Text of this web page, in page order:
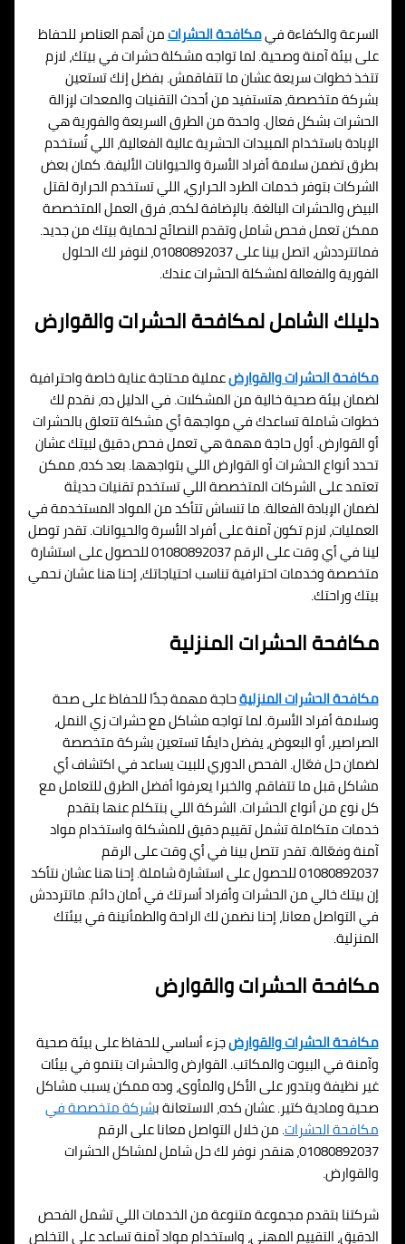
السرعة والكفاءة فيمكافحة الحشراتمن أهم العناصر للحفاظ
على بيئة آمنة وصحية. لما تواجه مشكلة حشرات في بيتك، لازم
تتخذ خطوات سريعة عشان ما تتفاقمش. بفضل إنك تستعين
بشركة متخصصة، هتستفيد من أحدث التقنيات والمعدات لإزالة
الحشرات بشكل فعال. واحدة من الطرق السريعة والفورية هي
الإبادة باستخدام المبيدات الحشرية عالية الفعالية، اللي تُستخدم
بطرق تضمن سلامة أفراد الأسرة والحيوانات الأليفة. كمان بعض
الشركات بتوفر خدمات الطرد الحراري، اللي تستخدم الحرارة لقتل
البيض والحشرات البالغة. بالإضافة لكده، فرق العمل المتخصصة
ممكن تعمل فحص شامل وتقدم النصائح لحماية بيتك من جديد.
فماتترددش، اتصل بينا على 01080892037، لنوفر لك الحلول
الفورية والفعالة لمشكلة الحشرات عندك.
دليلك الشامل لمكافحة الحشرات والقوارض
مكافحة الحشرات والقوارضعملية محتاجة عناية خاصة واحترافية
لضمان بيئة صحية خالية من المشكلات. في الدليل ده، نقدم لك
خطوات شاملة تساعدك في مواجهة أي مشكلة تتعلق بالحشرات
أو القوارض. أول حاجة مهمة هي تعمل فحص دقيق لبيتك عشان
تحدد أنواع الحشرات أو القوارض اللي بتواجهها. بعد كده، ممكن
تعتمد على الشركات المتخصصة اللي تستخدم تقنيات حديثة
لضمان الإبادة الفعالة. ما تنساش تتأكد من المواد المستخدمة في
العمليات، لازم تكون آمنة على أفراد الأسرة والحيوانات. تقدر توصل
لينا في أي وقت على الرقم 01080892037 للحصول على استشارة
متخصصة وخدمات احترافية تناسب احتياجاتك، إحنا هنا عشان نحمي
بيتك وراحتك.
مكافحة الحشرات المنزلية
مكافحة الحشرات المنزليةحاجة مهمة جدًا للحفاظ على صحة
وسلامة أفراد الأسرة. لما تواجه مشاكل مع حشرات زي النمل،
الصراصير، أو البعوض، يفضل دايمًا تستعين بشركة متخصصة
لضمان حل فعّال. الفحص الدوري للبيت يساعد في اكتشاف أي
مشاكل قبل ما تتفاقم، والخبرا يعرفوا أفضل الطرق للتعامل مع
كل نوع من أنواع الحشرات. الشركة اللي بنتكلم عنها بتقدم
خدمات متكاملة تشمل تقييم دقيق للمشكلة واستخدام مواد
آمنة وفعّالة. تقدر تتصل بينا في أي وقت على الرقم
01080892037 للحصول على استشارة شاملة. إحنا هنا عشان نتأكد
إن بيتك خالي من الحشرات وأفراد أسرتك في أمان دائم. ماتترددش
في التواصل معانا، إحنا نضمن لك الراحة والطمأنينة في بيئتك
المنزلية.
مكافحة الحشرات والقوارض
مكافحة الحشرات والقوارضجزء أساسي للحفاظ على بيئة صحية
وآمنة في البيوت والمكاتب. القوارض والحشرات بتنمو في بيئات
غير نظيفة وبتدور على الأكل والمأوى، وده ممكن يسبب مشاكل
صحية ومادية كتير. عشان كده، الاستعانة بشركة متخصصة في
مكافحة الحشرات. من خلال التواصل معانا على الرقم
01080892037، هنقدر نوفر لك حل شامل لمشاكل الحشرات
والقوارض.
شركتنا بتقدم مجموعة متنوعة من الخدمات اللي تشمل الفحص
الدقيق، التقييم المهني، واستخدام مواد آمنة تساعد على التخلص